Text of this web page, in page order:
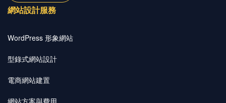
網站設計服務
WordPress 形象網站
型錄式網站設計
電商網站建置